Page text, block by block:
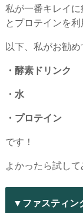
私が一番キレイに
とプロテインを
以下、私がお勧め
・酵素ドリンク
・水
・プロテイン
です！
よかったら試し
▼ファスティン